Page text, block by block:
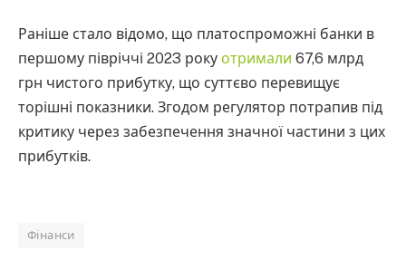
Раніше стало відомо, що платоспроможні банки в
першому півріччі 2023 року отримали 67,6 млрд
грн чистого прибутку, що суттєво перевищує
торішні показники. Згодом регулятор потрапив під
критику через забезпечення значної частини з цих
прибутків.
Фінанси